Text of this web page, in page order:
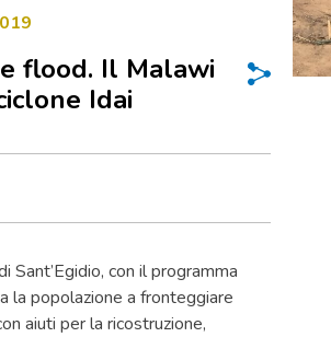
flood. Il Malawi
Idai
Sant’Egidio, con il programma
la popolazione a fronteggiare
aiuti per la ricostruzione,